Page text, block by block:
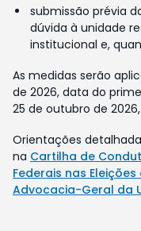
submissão prévia
dúvida à unidade
institucional e,
As medidas serão
de 2026, data do
25 de outubro de
Orientações
na Cartilha de
Federais nas
Advocacia-Geral da